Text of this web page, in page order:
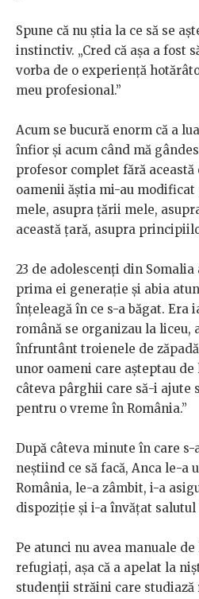
Spune că nu știa la ce să se
instinctiv. „Cred că așa a fost
vorba de o experiență
meu profesional.”
Acum se bucură enorm că a
înfior și acum când mă
profesor complet fără
oamenii ăștia mi-au
mele, asupra țării mele,
această țară, asupra
23 de adolescenți din
prima ei generație și abia
înțeleagă în ce s-a băgat. Era
română se organizau la liceu,
înfruntânt troienele de
unor oameni care așteptau
câteva pârghii care să-i ajute
pentru o vreme în România.”
După câteva minute în care
neștiind ce să facă, Anca le-a
România, le-a zâmbit, i-a
dispoziție și i-a învățat
Pe atunci nu avea manuale
refugiați, așa că a apelat la
studenții străini care studiază